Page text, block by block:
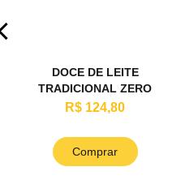
DOCE DE LEITE
TRADICIONAL ZERO
AÇÚCAR DISPLAY 920G
R$ 124,80
Comprar